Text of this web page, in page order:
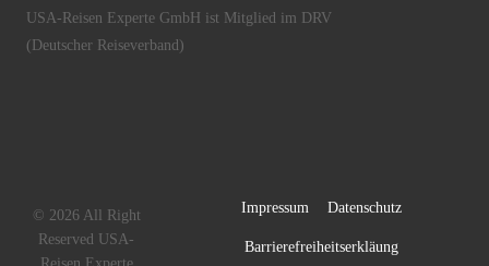
USA-Reisen Experte GmbH ist Mitglied im DRV
(Deutscher Reiseverband)
© 2026 All Right
Reserved USA-
Impressum Datenschutz
Barrierefreiheitserkläung